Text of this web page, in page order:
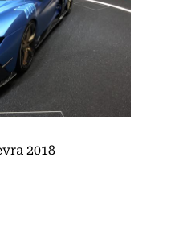
2018